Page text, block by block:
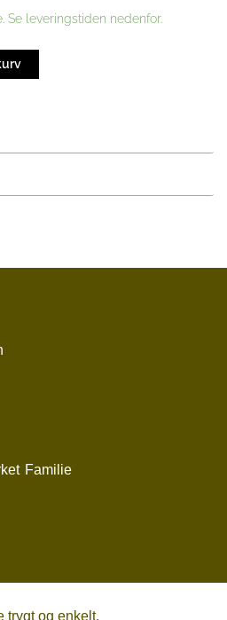
Se leveringstiden nedenfor.
Familie
trygt og enkelt.